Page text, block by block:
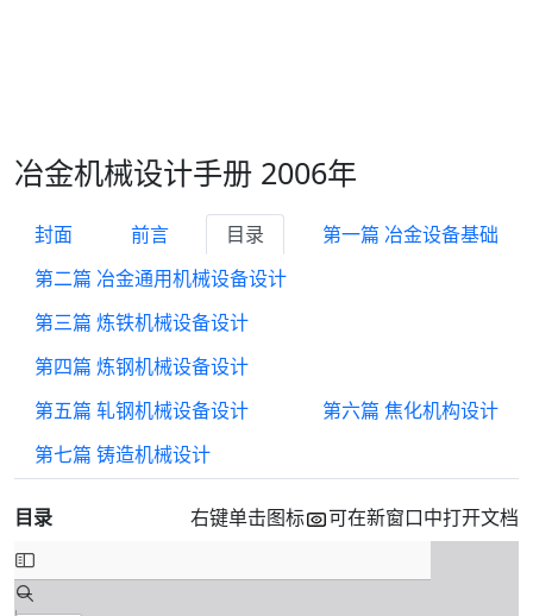
冶金机械设计手册 2006年
封面 前言 目录
第一篇 冶金设备基础
第二篇 冶金通用机械设备设计
第三篇 炼铁机械设备设计
第四篇 炼钢机械设备设计
第五篇 轧钢机械设备设计
第六篇 焦化机构设计
第七篇 铸造机械设计
目录 右键单击图标 可在新窗口中打开文档